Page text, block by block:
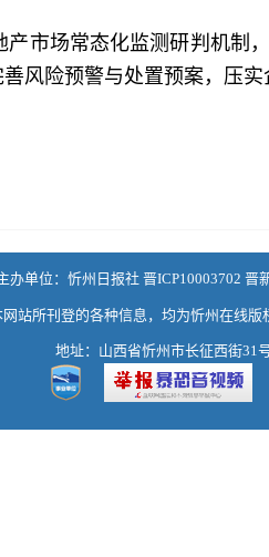
产市场常态化监测研判机制
风险预警与处置预案，压
办单位：忻州日报社 晋ICP10003702 晋
站所刊登的各种信息，均为忻州在线
地址：山西省忻州市长征西街31